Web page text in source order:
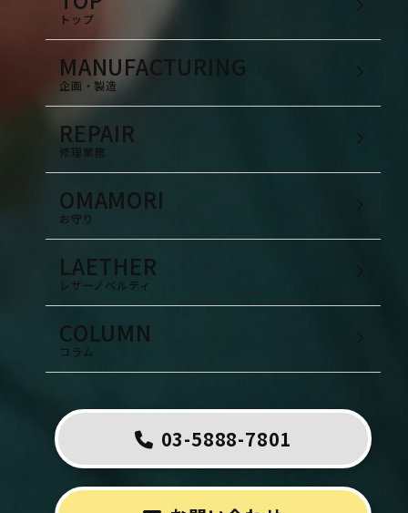
トップ
MANUFACTURING
企画・製造
REPAIR
修理業務
OMAMORI
お守り
LAETHER
レザーノベルティ
COLUMN
コラム
03-5888-7801